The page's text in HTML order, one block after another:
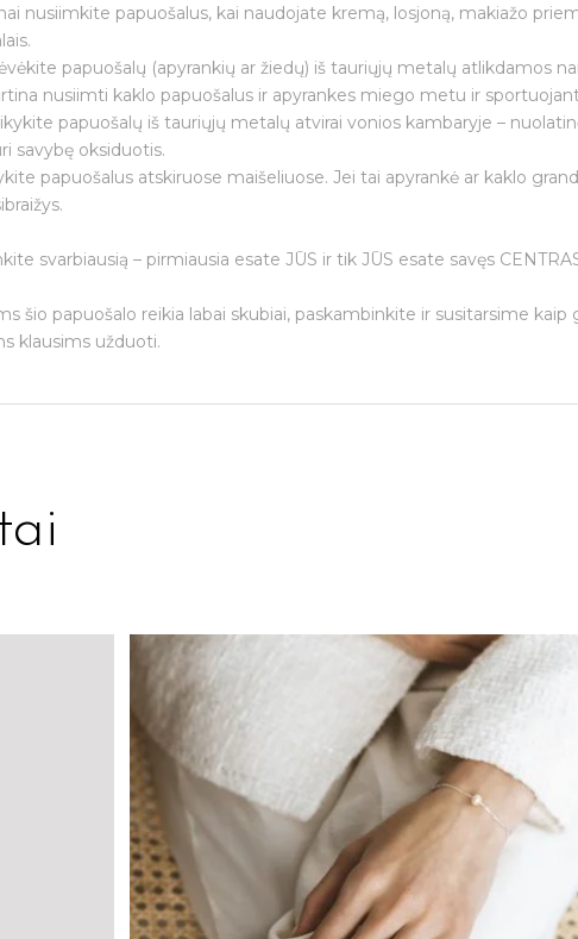
nusiimkite papuošalus, kai naudojate kremą, losjoną, makiažo
papuošalų (apyrankių ar žiedų) iš tauriųjų metalų atlikdamos
nusiimti kaklo papuošalus ir apyrankes miego metu ir
papuošalų iš tauriųjų metalų atvirai vonios kambaryje –
savybę oksiduotis.
papuošalus atskiruose maišeliuose. Jei tai apyrankė ar kaklo
svarbiausią – pirmiausia esate JŪS ir tik JŪS esate savęs
šio papuošalo reikia labai skubiai, paskambinkite ir susitarsime
klausims užduoti.
Prenumeruoti